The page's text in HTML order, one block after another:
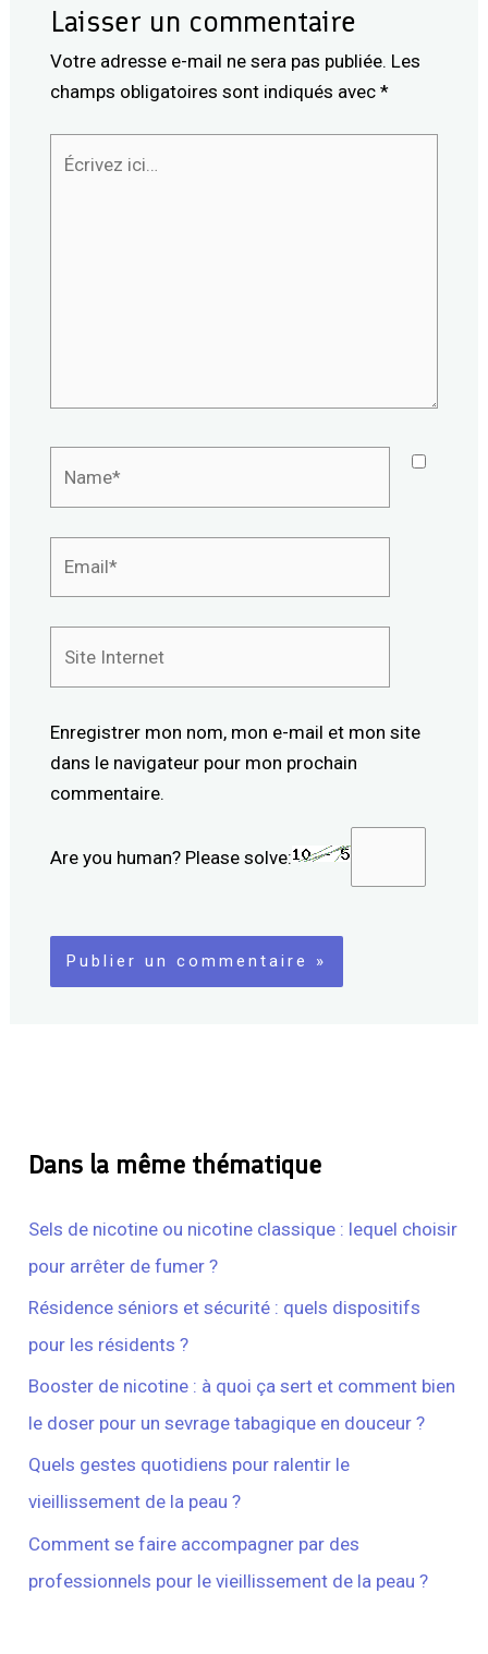
Laisser un commentaire
Votre adresse e-mail ne sera pas publiée. Les
champs obligatoires sont indiqués avec *
Enregistrer mon nom, mon e-mail et mon site
dans le navigateur pour mon prochain
commentaire.
Are you human? Please solve:
Dans la même thématique
Sels de nicotine ou nicotine classique : lequel choisir
pour arrêter de fumer ?
Résidence séniors et sécurité : quels dispositifs
pour les résidents ?
Booster de nicotine : à quoi ça sert et comment bien
le doser pour un sevrage tabagique en douceur ?
Quels gestes quotidiens pour ralentir le
vieillissement de la peau ?
Comment se faire accompagner par des
professionnels pour le vieillissement de la peau ?